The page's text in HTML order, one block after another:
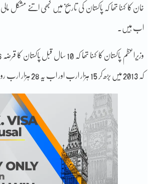
خان کا کہنا تھا کہ پاکستان کی تاریخ میں کبھی اتنے مشکل
اب ہیں۔
کہ 2013 میں بڑھ کر 15 ہزار ارب اور اب یہ 28 ہزار ارب روپے ہوچکا ہے۔